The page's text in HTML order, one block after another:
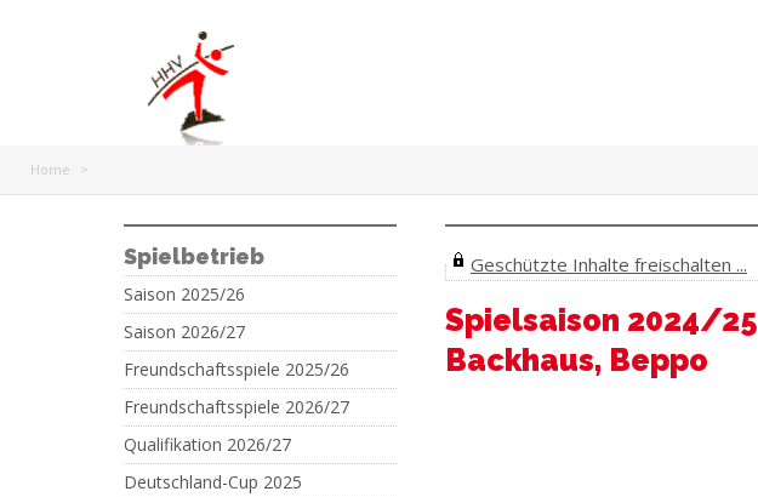
Home >
Spielbetrieb
Saison 2025/26
Saison 2026/27
Freundschaftsspiele 2025/26
Freundschaftsspiele 2026/27
Qualifikation 2026/27
Deutschland-Cup 2025
Geschützte Inhalte freischalten ...
Spielsaison 2024/25
Backhaus, Beppo